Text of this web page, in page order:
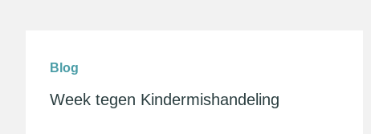
Blog
Week tegen Kindermishandeling